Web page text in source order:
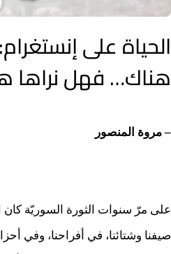
الحياة على
هناك… فهل نراها
– مروة المنصور
على مرّ سنوات الثورة السوريّة كان
صيفنا وشتائنا، في أفراحنا، وفي